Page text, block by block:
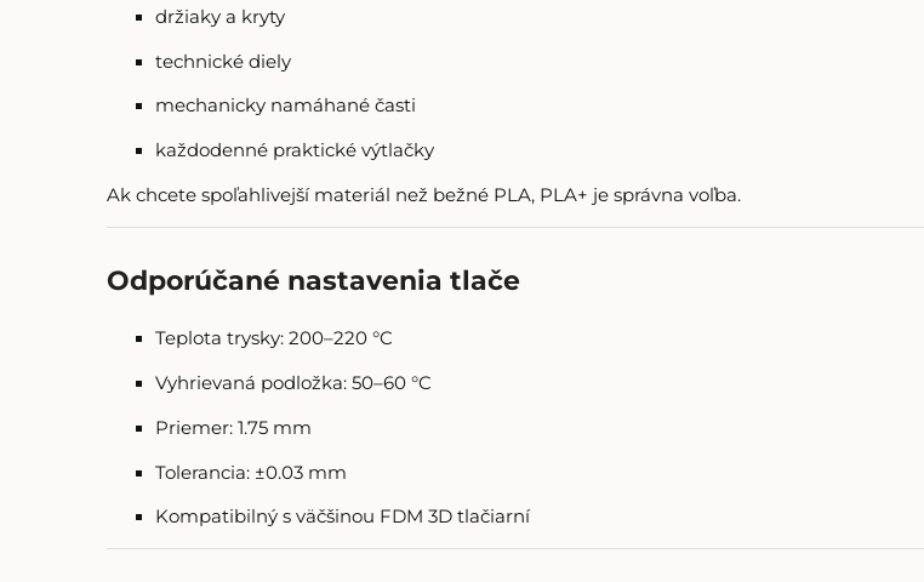
držiaky a kryty
technické diely
mechanicky namáhané časti
každodenné praktické výtlačky
Ak chcete spoľahlivejší materiál než bežné PLA, PLA+ je správna voľba.
Odporúčané nastavenia tlače
Teplota trysky: 200–220 °C
Vyhrievaná podložka: 50–60 °C
Priemer: 1.75 mm
Tolerancia: ±0.03 mm
Kompatibilný s väčšinou FDM 3D tlačiarní